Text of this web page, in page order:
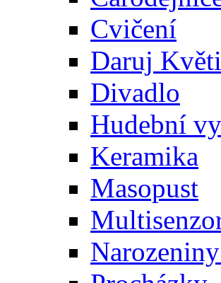
Cvičení
Daruj
Divadlo
Hudební
Keramika
Masopust